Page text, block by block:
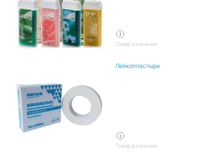
Товар в наличии
Лейкопластыри
Товар в наличии